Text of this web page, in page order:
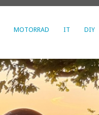
MOTORRAD IT DIY